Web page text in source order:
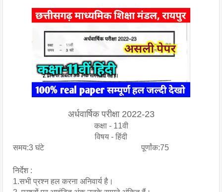
अर्धवार्षिक परीक्षा 2022-23
कक्षा - 11वी
विषय - हिंदी
समय:3 घंटे                                                 पूर्णांक:75
निर्देश :
1.सभी प्रश्न हल करना अनिवार्य है।